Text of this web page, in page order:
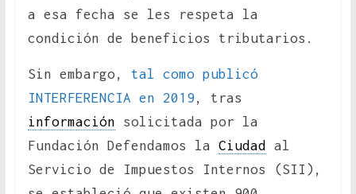
a esa fecha se les respeta la
condición de beneficios tributarios.
Sin embargo, tal como publicó
INTERFERENCIA en 2019 , tras
información solicitada por la
Fundación Defendamos la Ciudad
al
Servicio de Impuestos Internos (SII),